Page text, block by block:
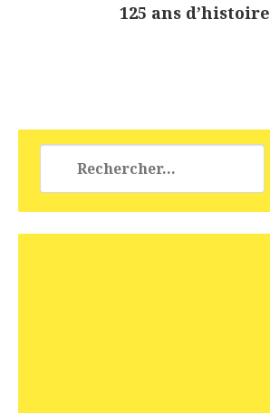
’
125 ans d’histoire
Rechercher :